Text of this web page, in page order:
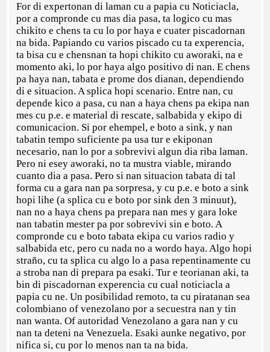
For di expertonan di laman cu a papia cu Noticiacla,
por a compronde cu mas dia pasa, ta logico cu mas
chikito e chens ta cu lo por haya e cuater piscadornan
na bida. Papiando cu varios piscado cu ta experencia,
ta bisa cu e chensnan ta hopi chikito cu aworaki, na e
momento aki, lo por haya algo positivo di nan. E chens
pa haya nan, tabata e prome dos dianan, dependiendo
di e situacion. A splica hopi scenario. Entre nan, cu
depende kico a pasa, cu nan a haya chens pa ekipa nan
mes cu p.e. e material di rescate, salbabida y ekipo di
comunicacion. Si por ehempel, e boto a sink, y nan
tabatin tempo suficiente pa usa tur e ekiponan
necesario, nan lo por a sobrevivi algun dia riba laman.
Pero ni esey aworaki, no ta mustra viable, mirando
cuanto dia a pasa. Pero si nan situacion tabata di tal
forma cu a gara nan pa sorpresa, y cu p.e. e boto a sink
hopi lihe (a splica cu e boto por sink den 3 minuut),
nan no a haya chens pa prepara nan mes y gara loke
nan tabatin mester pa por sobrevivi sin e boto. A
compronde cu e boto tabata ekipa cu varios radio y
salbabida etc, pero cu nada no a wordo haya. Algo hopi
straño, cu ta splica cu algo lo a pasa repentinamente cu
a stroba nan di prepara pa esaki. Tur e teorianan aki, ta
bin di piscadornan experencia cu cual noticiacla a
papia cu ne. Un posibilidad remoto, ta cu piratanan sea
colombiano of venezolano por a secuestra nan y tin
nan wanta. Of autoridad Venezolano a gara nan y cu
nan ta deteni na Venezuela. Esaki aunke negativo, por
nifica si, cu por lo menos nan ta na bida.